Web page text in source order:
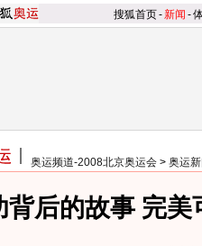
搜狐首页-新闻 -
奥运频道-2008北京奥运会 > 奥运
后的故事 完美